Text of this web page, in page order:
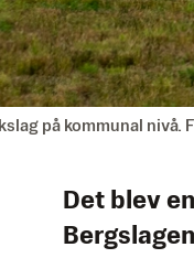
på kommunal nivå.
Det blev